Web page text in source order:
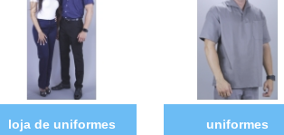
loja de uniformes
uniformes